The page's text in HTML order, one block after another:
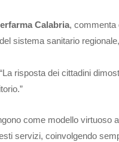
Calabria, commenta
sistema sanitario
risposta dei cittadini
come modello virtuoso
servizi, coinvolgendo